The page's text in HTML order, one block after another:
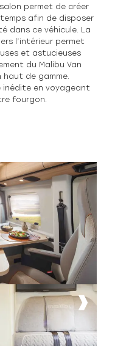
permet de créer
temps afin de disposer
dans ce véhicule. La
l’intérieur permet
et astucieuses
du Malibu Van
de gamme.
inédite en voyageant
fourgon.